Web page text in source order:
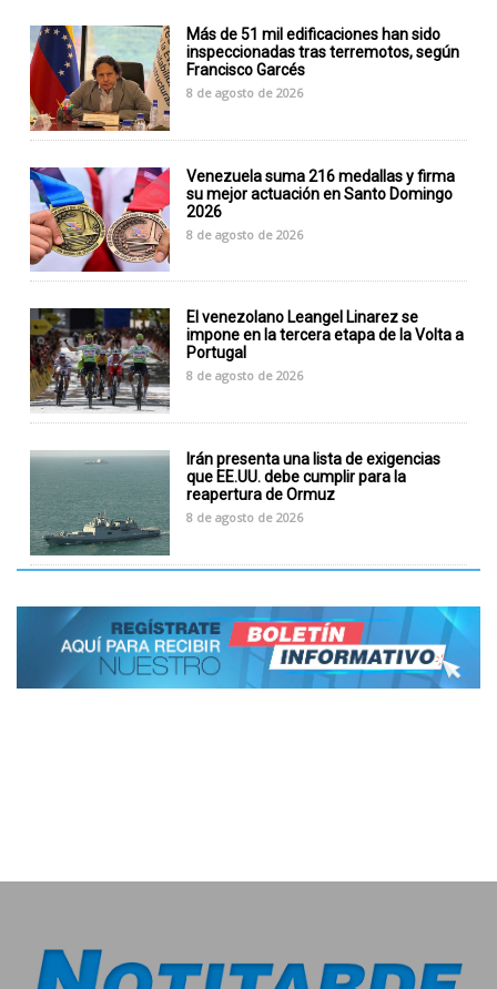
Más de 51 mil edificaciones han sido
inspeccionadas tras terremotos, según
Francisco Garcés
8 de agosto de 2026
Venezuela suma 216 medallas y firma
su mejor actuación en Santo Domingo
2026
8 de agosto de 2026
El venezolano Leangel Linarez se
impone en la tercera etapa de la Volta a
Portugal
8 de agosto de 2026
Irán presenta una lista de exigencias
que EE.UU. debe cumplir para la
reapertura de Ormuz
8 de agosto de 2026